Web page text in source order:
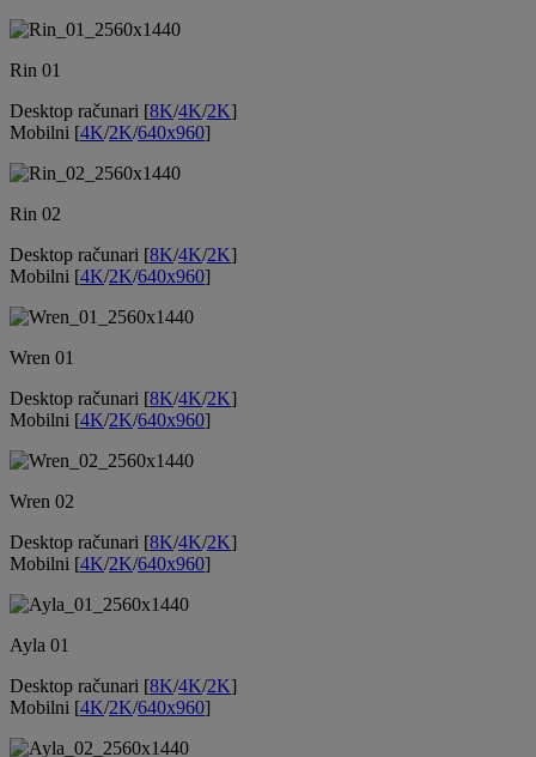
Rin 01
Desktop računari [8K/4K/2K]
Mobilni [4K/2K/640x960]
Rin 02
Desktop računari [8K/4K/2K]
Mobilni [4K/2K/640x960]
Wren 01
Desktop računari [8K/4K/2K]
Mobilni [4K/2K/640x960]
Wren 02
Desktop računari [8K/4K/2K]
Mobilni [4K/2K/640x960]
Ayla 01
Desktop računari [8K/4K/2K]
Mobilni [4K/2K/640x960]